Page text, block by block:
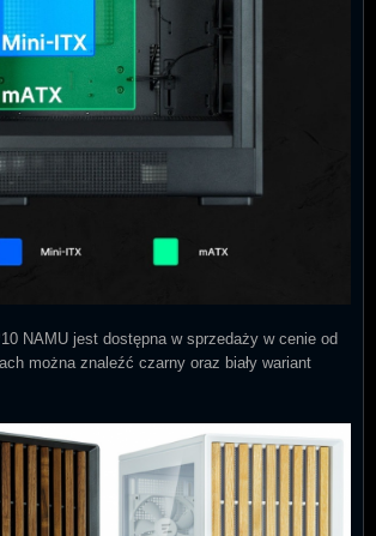
NAMU jest dostępna w sprzedaży w cenie od
można znaleźć czarny oraz biały wariant